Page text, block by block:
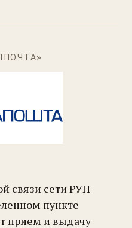
связи сети РУП
пункте
прием и выдачу